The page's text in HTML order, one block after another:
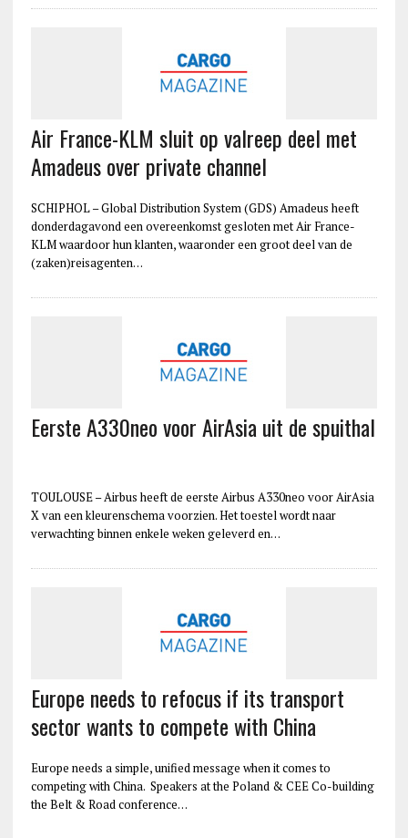
Air France-KLM sluit op valreep deel met
Amadeus over private channel
SCHIPHOL – Global Distribution System (GDS) Amadeus heeft
donderdagavond een overeenkomst gesloten met Air France-
KLM waardoor hun klanten, waaronder een groot deel van de
(zaken)reisagenten…
Eerste A330neo voor AirAsia uit de spuithal
TOULOUSE – Airbus heeft de eerste Airbus A330neo voor AirAsia
X van een kleurenschema voorzien. Het toestel wordt naar
verwachting binnen enkele weken geleverd en…
Europe needs to refocus if its transport
sector wants to compete with China
Europe needs a simple, unified message when it comes to
competing with China. Speakers at the Poland & CEE Co-building
the Belt & Road conference…